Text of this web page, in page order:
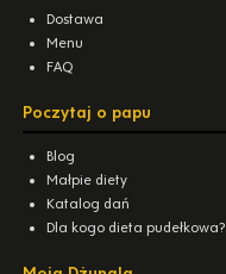
Dostawa
Menu
FAQ
Poczytaj o papu
Blog
Małpie diety
Katalog dań
Dla kogo dieta pudełkowa?